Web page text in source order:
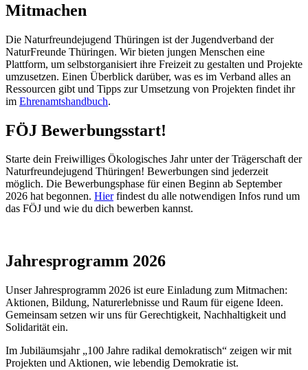
Mitmachen
Die Naturfreundejugend Thüringen ist der Jugendverband der
NaturFreunde Thüringen. Wir bieten jungen Menschen eine
Plattform, um selbstorganisiert ihre Freizeit zu gestalten und Projekte
umzusetzen. Einen Überblick darüber, was es im Verband alles an
Ressourcen gibt und Tipps zur Umsetzung von Projekten findet ihr
im Ehrenamtshandbuch.
FÖJ Bewerbungsstart!
Starte dein Freiwilliges Ökologisches Jahr unter der Trägerschaft der
Naturfreundejugend Thüringen! Bewerbungen sind jederzeit
möglich. Die Bewerbungsphase für einen Beginn ab September
2026 hat begonnen. Hierfindest du alle notwendigen Infos rund um
das FÖJ und wie du dich bewerben kannst.
Jahresprogramm 2026
Unser Jahresprogramm 2026 ist eure Einladung zum Mitmachen:
Aktionen, Bildung, Naturerlebnisse und Raum für eigene Ideen.
Gemeinsam setzen wir uns für Gerechtigkeit, Nachhaltigkeit und
Solidarität ein.
Im Jubiläumsjahr „100 Jahre radikal demokratisch“ zeigen wir mit
Projekten und Aktionen, wie lebendig Demokratie ist.